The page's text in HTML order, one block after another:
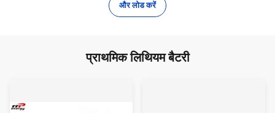
और लोड करें
प्राथमिक लिथियम बैटरी